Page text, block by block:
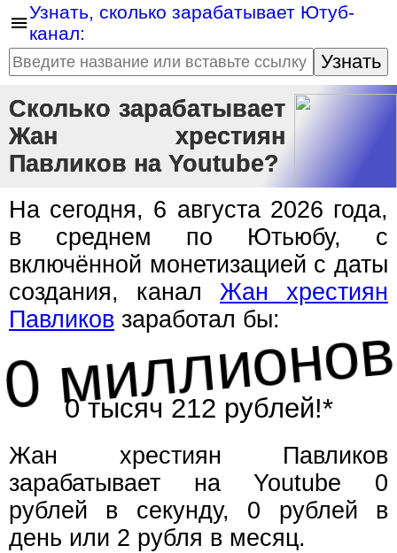
Узнать, сколько зарабатывает Ютуб-
канал:
Узнать
Сколько зарабатывает
Жан хрестиян
Павликов на Youtube?
На сегодня, 6 августа 2026 года,
в среднем по Ютьюбу, с
включённой монетизацией с даты
создания, канал Жан хрестиян
Павликов заработал бы:
0 миллионов
0 тысяч 212 рублей!*
Жан хрестиян Павликов
зарабатывает на Youtube 0
рублей в секунду, 0 рублей в
день или 2 рубля в месяц.